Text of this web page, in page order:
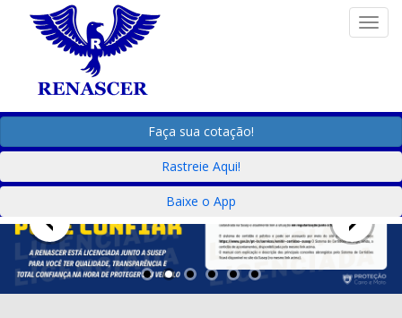
Faça sua cotação!
Rastreie Aqui!
Baixe o App